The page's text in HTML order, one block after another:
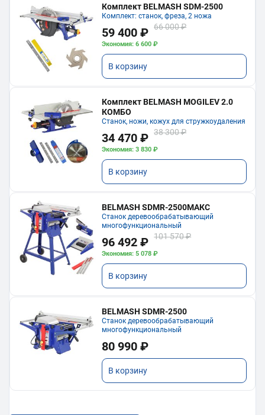
Комплект BELMASH SDM-2500
Комплект: станок, фреза, 2 ножа
59 400 ₽ 66 000 ₽
Экономия: 6 600 ₽
В корзину
Комплект BELMASH MOGILEV 2.0
КОМБО
Станок, ножи, кожух для стружкоудаления
34 470 ₽ 38 300 ₽
Экономия: 3 830 ₽
В корзину
BELMASH SDMR-2500МАКС
Станок деревообрабатывающий
многофункциональный
96 492 ₽ 101 570 ₽
Экономия: 5 078 ₽
В корзину
BELMASH SDMR-2500
Станок деревообрабатывающий
многофункциональный
80 990 ₽
В корзину